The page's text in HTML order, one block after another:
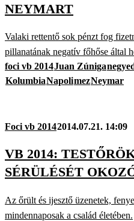
NEYMART
Valaki rettentő sok pénzt fog
pillanatának negatív főhőse által
foci vb 2014Juan Zúniga
KolumbiaNapolimezNeymar
Foci vb 20142014.07.21. 14:09
VB 2014:
SÉRÜLÉSÉT
Az őrült és ijesztő üzenetek,
mindennaposak a család életében.